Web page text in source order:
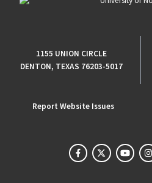
1155 UNION CIRCLE
DENTON, TEXAS 76203-5017
Report Website Issues